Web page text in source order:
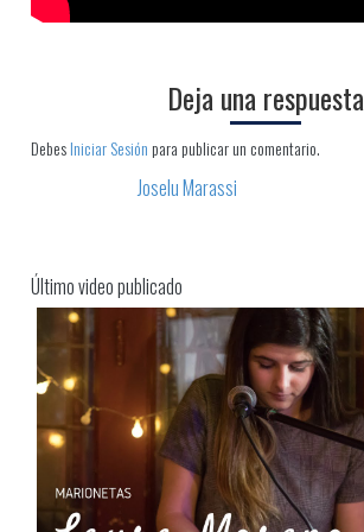
Deja una respuesta
DebesIniciar Sesión para publicar un comentario.
Joselu Marassi
Último video publicado